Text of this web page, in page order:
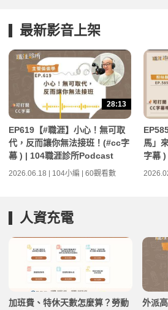
最新影音上架
28:13
EP619【#職涯】小心！無可取
代，反而讓你無法接班！(#cc字
幕 ) | 104職涯診所Podcast
2026.06.18 | 104小編 | 60觀看數
馬」
字幕
人資充電
加班費、特休天數怎麼算？勞動
外派